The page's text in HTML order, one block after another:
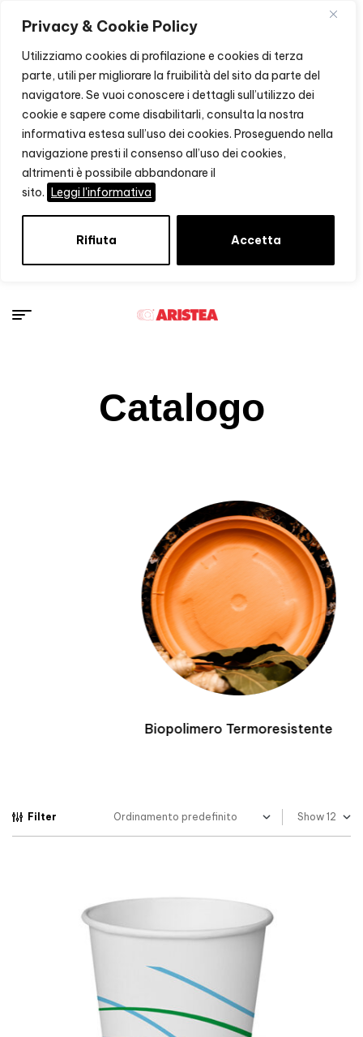
Privacy & Cookie Policy
Utilizziamo cookies di profilazione e cookies di terza
parte, utili per migliorare la fruibilità del sito da parte del
navigatore. Se vuoi conoscere i dettagli sull’utilizzo dei
cookie e sapere come disabilitarli, consulta la nostra
informativa estesa sull’uso dei cookies. Proseguendo nella
navigazione presti il consenso all’uso dei cookies,
altrimenti è possibile abbandonare il
sito. Leggi l'informativa
Rifiuta Accetta
Catalogo
Biopolimero Termoresistente
Filter Show